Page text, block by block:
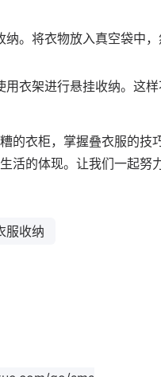
。将衣物放入真空袋中
衣架进行悬挂收纳。这
的衣柜，掌握叠衣服的技
活的体现。让我们一起努
服收纳